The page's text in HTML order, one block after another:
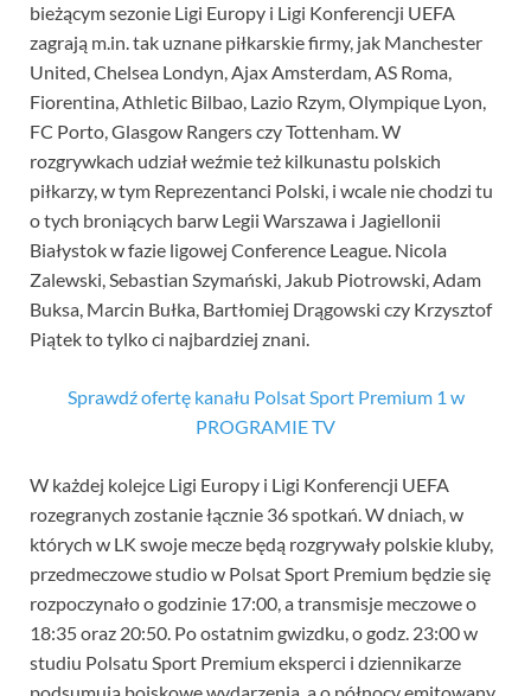
bieżącym sezonie Ligi Europy i Ligi Konferencji UEFA
zagrają m.in. tak uznane piłkarskie firmy, jak Manchester
United, Chelsea Londyn, Ajax Amsterdam, AS Roma,
Fiorentina, Athletic Bilbao, Lazio Rzym, Olympique Lyon,
FC Porto, Glasgow Rangers czy Tottenham. W
rozgrywkach udział weźmie też kilkunastu polskich
piłkarzy, w tym Reprezentanci Polski, i wcale nie chodzi tu
o tych broniących barw Legii Warszawa i Jagiellonii
Białystok w fazie ligowej Conference League. Nicola
Zalewski, Sebastian Szymański, Jakub Piotrowski, Adam
Buksa, Marcin Bułka, Bartłomiej Drągowski czy Krzysztof
Piątek to tylko ci najbardziej znani.
Sprawdź ofertę kanału Polsat Sport Premium 1 w
PROGRAMIE TV
W każdej kolejce Ligi Europy i Ligi Konferencji UEFA
rozegranych zostanie łącznie 36 spotkań. W dniach, w
których w LK swoje mecze będą rozgrywały polskie kluby,
przedmeczowe studio w Polsat Sport Premium będzie się
rozpoczynało o godzinie 17:00, a transmisje meczowe o
18:35 oraz 20:50. Po ostatnim gwizdku, o godz. 23:00 w
studiu Polsatu Sport Premium eksperci i dziennikarze